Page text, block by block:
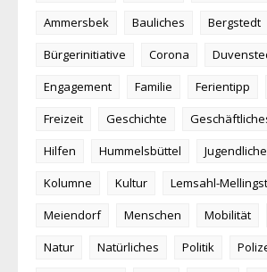
Ammersbek
Bauliches
Bergstedt
Bürgerinitiative
Corona
Engagement
Familie Ferientipp
Freizeit
Geschichte
Hilfen
Hummelsbüttel Jugendliche
Kolumne
Kultur
Lemsahl-
Meiendorf
Menschen Mobilität
Natur
Natürliches Politik